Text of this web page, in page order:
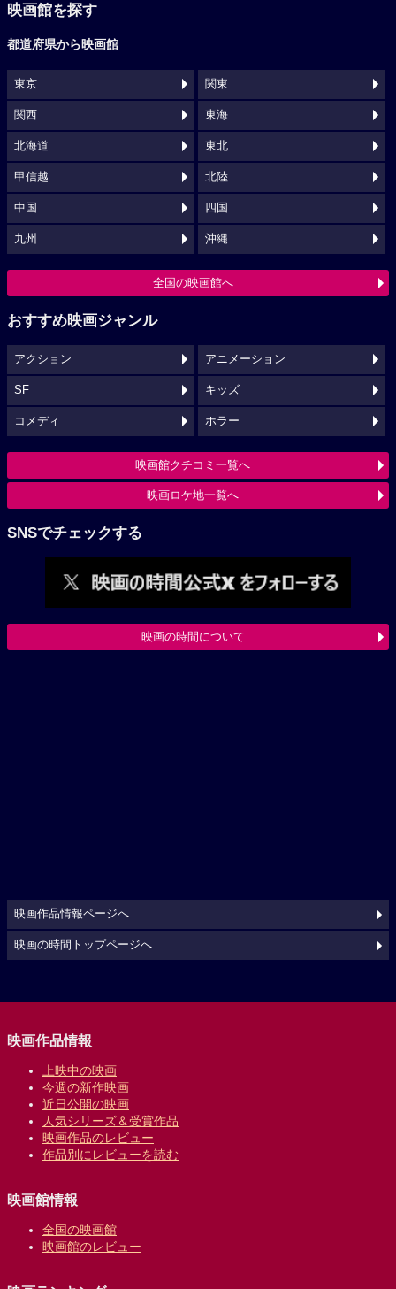
映画館を探す
都道府県から映画館
東京 関東
関西 東海
北海道 東北
甲信越 北陸
中国 四国
九州 沖縄
全国の映画館へ
おすすめ映画ジャンル
アクション アニメーション
SF キッズ
コメディ ホラー
映画館クチコミ一覧へ
映画ロケ地一覧へ
SNSでチェックする
映画の時間について
映画作品情報ページへ
映画の時間トップページへ
映画作品情報
上映中の映画
今週の新作映画
近日公開の映画
人気シリーズ＆受賞作品
映画作品のレビュー
作品別にレビューを読む
映画館情報
全国の映画館
映画館のレビュー